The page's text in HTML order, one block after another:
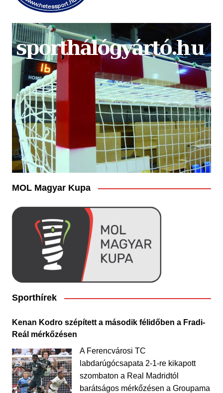
MOL Magyar Kupa
Sporthírek
Kenan Kodro szépített a második félidőben a Fradi-
Reál mérkőzésen
A Ferencvárosi TC
labdarúgócsapata 2-1-re kikapott
szombaton a Real Madridtól
barátságos mérkőzésen a Groupama